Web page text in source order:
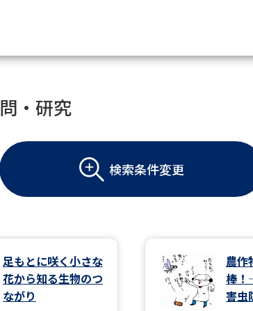
大学・短大の資料種類か
大学パンフ
学部・学科パンフ
総合型選抜・学校推薦型選抜 募集
大学・短大以外の資料か
専門学校の資料請求 大学院の
・研究
検索条件変更
足もとに咲く小さな
花から知る生物のつ
ながり
農作
棒！
害